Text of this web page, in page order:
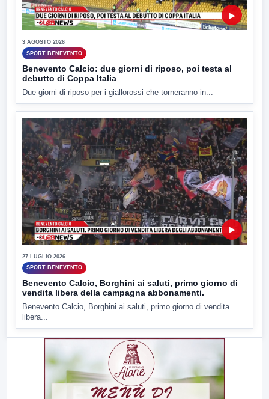
▶
3 AGOSTO 2026
SPORT BENEVENTO
Benevento Calcio: due giorni di riposo, poi testa al
debutto di Coppa Italia
Due giorni di riposo per i giallorossi che torneranno in...
▶
27 LUGLIO 2026
SPORT BENEVENTO
Benevento Calcio, Borghini ai saluti, primo giorno di
vendita libera della campagna abbonamenti.
Benevento Calcio, Borghini ai saluti, primo giorno di vendita
libera...